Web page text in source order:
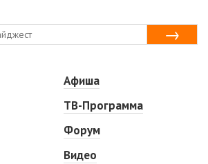
Афиша
ТВ-Программа
Форум
Видео